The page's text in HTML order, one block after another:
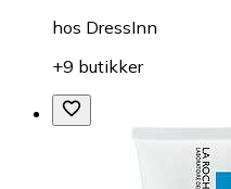
hos DressInn
+9 butikker